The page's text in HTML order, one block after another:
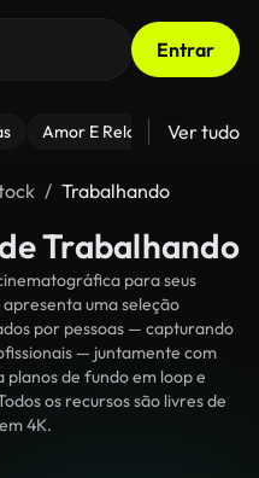
Entrar
Amor E Relacionamentos
Ver tudo
Trabalhando
Trabalhando
para seus
uma seleção
por pessoas — capturando
— juntamente com
de fundo em loop e
os recursos são livres de
4K.